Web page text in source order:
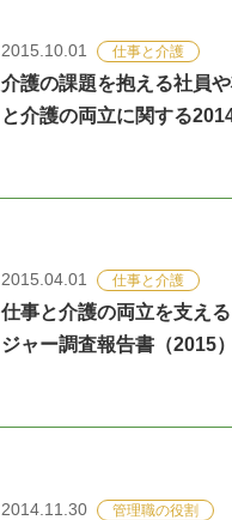
2015.10.01 仕事と介護
介護の課題を抱える社員
と介護の両立に関する
2015.04.01 仕事と介護
仕事と介護の両立を支え
ジャー調査報告書（2015）
2014.11.30 管理職の役割